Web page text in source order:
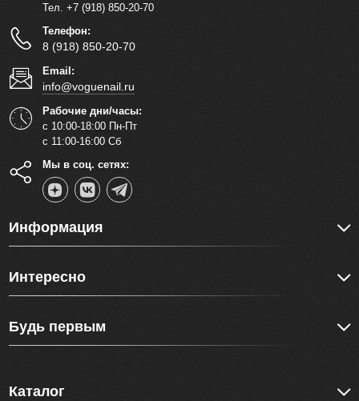
Тел. +7 (918) 850-20-70
Телефон:
8 (918) 850-20-70
Email:
info@voguenail.ru
Рабочие дни/часы:
с 10:00-18:00 Пн-Пт
с 11:00-16:00 Сб
Мы в соц. сетях:
Информация
Интересно
Будь первым
Каталог